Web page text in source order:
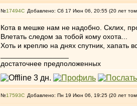
№17494 Добавлено: Сб 17 Июн 06, 20:55 (20 лет
Кота в мешке нам не надобно. Склих,
Влетать следом за тобой кому охота...
Хоть и креплю на днях спутник, хапать
достаточнее предположенных
№17593 Добавлено: Пн 19 Июн 06, 19:25 (20 лет